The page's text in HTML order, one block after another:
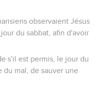
observaient Jésus
du sabbat, afin d'avoir
s'il est permis, le jour du
du mal, de sauver une